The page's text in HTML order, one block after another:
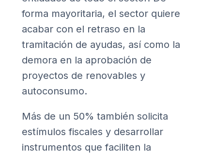
forma mayoritaria, el sector quiere
acabar con el retraso en la
tramitación de ayudas, así como la
demora en la aprobación de
proyectos de renovables y
autoconsumo.
Más de un 50% también solicita
estímulos fiscales y desarrollar
instrumentos que faciliten la